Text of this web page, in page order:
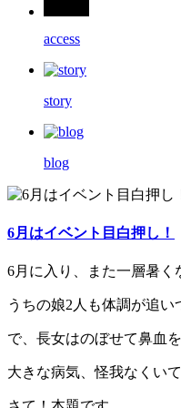
access
story
blog
6月はイベント目白押し！
6月に入り、また一層暑く
うちの娘2人も体調が追い
で、長女はのぼせて鼻血を
大きな病気、怪我なくい